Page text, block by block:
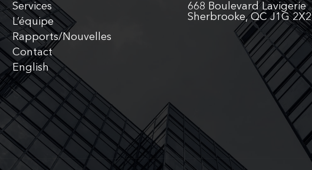
Services
L’équipe
Rapports/Nouvelles
Contact
English
668 Boulevard Lavigerie
Sherbrooke, QC J1G 2X2